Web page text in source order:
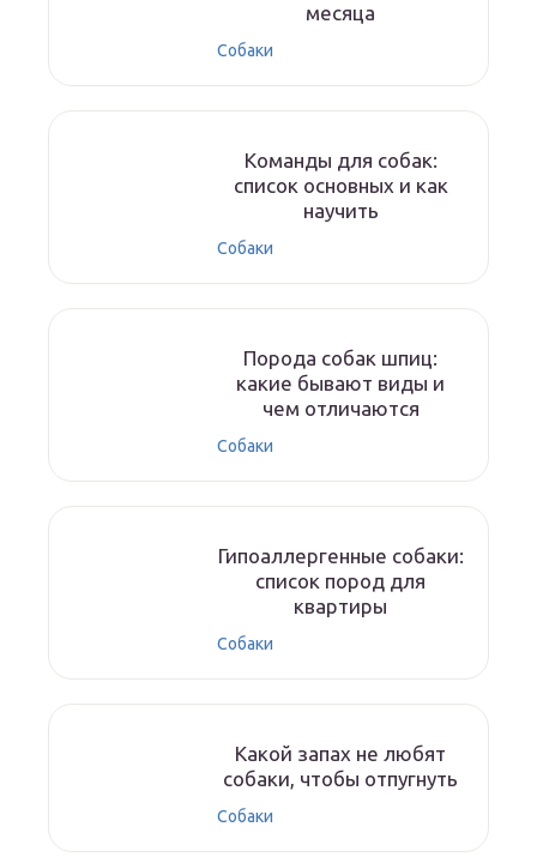
месяца
Собаки
Команды для собак:
список основных и как
научить
Собаки
Порода собак шпиц:
какие бывают виды и
чем отличаются
Собаки
Гипоаллергенные собаки:
список пород для
квартиры
Собаки
Какой запах не любят
собаки, чтобы отпугнуть
Собаки